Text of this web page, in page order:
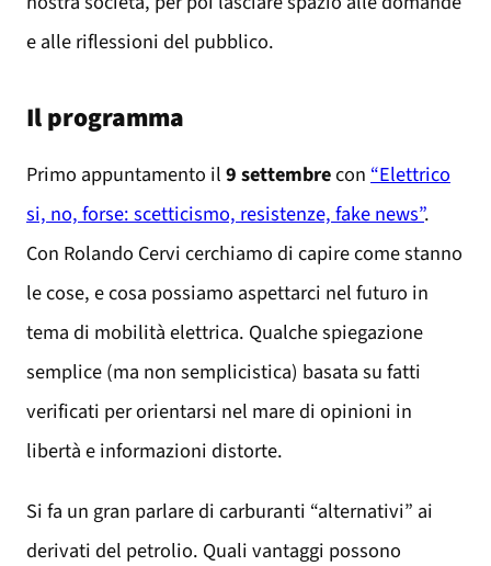
e alle riflessioni del pubblico.
Il programma
Primo appuntamento il9 settembrecon“Elettrico
si, no, forse: scetticismo, resistenze, fake news”.
Con Rolando Cervi cerchiamo di capire come stanno
le cose, e cosa possiamo aspettarci nel futuro in
tema di mobilità elettrica. Qualche spiegazione
semplice (ma non semplicistica) basata su fatti
verificati per orientarsi nel mare di opinioni in
libertà e informazioni distorte.
Si fa un gran parlare di carburanti “alternativi” ai
derivati del petrolio. Quali vantaggi possono